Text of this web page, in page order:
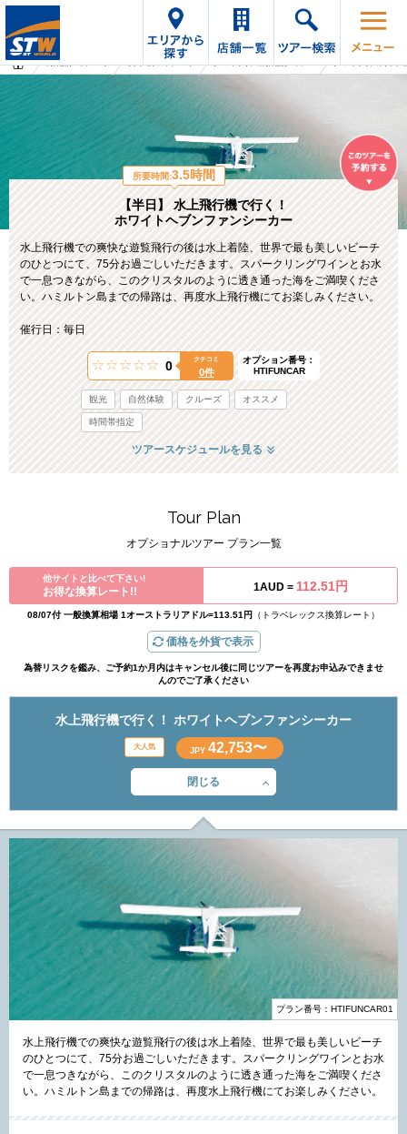
【半日】 水上飛行機で行く！
ホワイトヘブンファンシーカー
水上飛行機での爽快な遊覧飛行の後は水上着陸、世界で最も美しいビーチ
のひとつにて、75分お過ごしいただきます。スパークリングワインとお水
で一息つきながら、このクリスタルのように透き通った海をご満喫くださ
い。ハミルトン島までの帰路は、再度水上飛行機にてお楽しみください。
催行日：毎日
0 クチコミ
0件
オプション番号：
HTIFUNCAR
観光 自然体験 クルーズ オススメ
時間帯指定
所要時間:3.5時間
ツアースケジュールを見る
Tour Plan
オプショナルツアー プラン一覧
他サイトと比べて下さい!
お得な換算レート!! 1AUD = 112.51円
08/07付 一般換算相場 1オーストラリアドル=113.51円 （トラベレックス換算レート）
価格を外貨で表示
為替リスクを鑑み、ご予約1か月内はキャンセル後に同じツアーを再度お申込みできませ
んのでご了承ください
水上飛行機で行く！ ホワイトヘブンファンシーカー
JPY 42,753〜
閉じる
プラン番号：HTIFUNCAR01
水上飛行機での爽快な遊覧飛行の後は水上着陸、世界で最も美しいビーチ
のひとつにて、75分お過ごしいただきます。スパークリングワインとお水
で一息つきながら、このクリスタルのように透き通った海をご満喫くださ
い。ハミルトン島までの帰路は、再度水上飛行機にてお楽しみください。